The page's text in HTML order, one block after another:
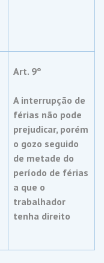
Art. 9º
A interrupção de
férias não pode
prejudicar, porém
o gozo seguido
de metade do
período de férias
a que o
trabalhador
tenha direito